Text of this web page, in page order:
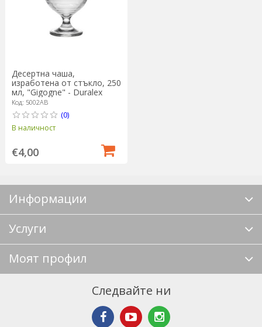
Десертна чаша,
изработена от стъкло, 250
мл, "Gigogne" - Duralex
Код: 5002AB
(0)
В наличност
€4,00
Информации
Услуги
Моят профил
Следвайте ни